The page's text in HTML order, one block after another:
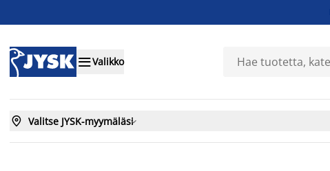
Valikko
 Valitse JYSK-myymäläsi